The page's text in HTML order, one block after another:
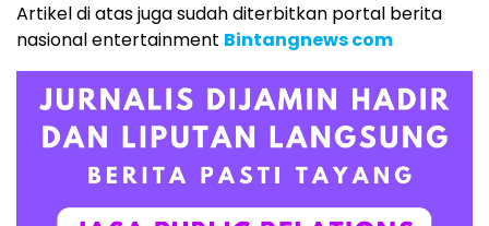
Artikel di atas juga sudah diterbitkan portal berita
nasional entertainment Bintangnews com